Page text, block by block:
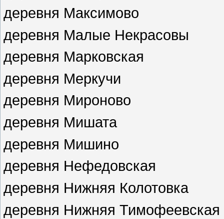
деревня Максимово
деревня Малые Некрасовы
деревня Марковская
деревня Меркучи
деревня Мироново
деревня Мишата
деревня Мишино
деревня Нефедовская
деревня Нижняя Колотовка
деревня Нижняя Тимофеевская